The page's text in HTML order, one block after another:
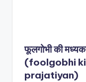
फूलगोभी की
(foolgobhi
prajatiyan)